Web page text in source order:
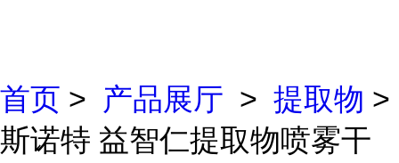
首页 > 产品展厅 > 提取物 >
斯诺特 益智仁提取物喷雾干